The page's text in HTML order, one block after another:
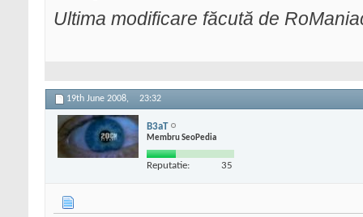
Ultima modificare făcută de
19th June 2008, 23:32
B3aT
Membru SeoPedia
Reputatie: 35